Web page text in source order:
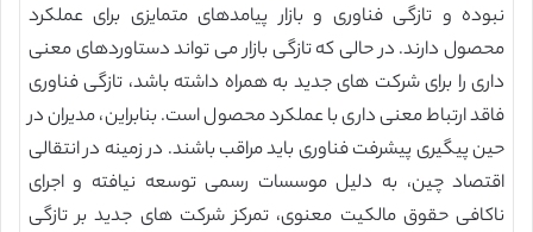
نبوده و تازگی فناوری و بازار پیامدهای متمایزی برای عملکرد
محصول دارند. در حالی که تازگی بازار می تواند دستاوردهای معنی
داری را برای شرکت های جدید به همراه داشته باشد، تازگی فناوری
فاقد ارتباط معنی داری با عملکرد محصول است. بنابراین، مدیران در
حین پیگیری پیشرفت فناوری باید مراقب باشند. در زمینه در انتقالی
اقتصاد چین، به دلیل موسسات رسمی توسعه نیافته و اجرای
ناکافی حقوق مالکیت معنوی، تمرکز شرکت های جدید بر تازگی